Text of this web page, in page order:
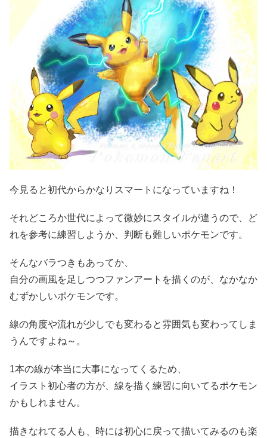
今見ると初代からかなりスマートになっていますね！
それどころか世代によって微妙にスタイルが違うので、ど
れを参考に練習しようか、判断も難しいポケモンです。
そんなバラつきもあってか、
自分の画風を足しつつファンアートを描くのが、なかなか
むずかしいポケモンです。
線の角度や流れが少しでも変わると雰囲気も変わってしま
うんですよね～。
1本の線が本当に大事になってくるため、
イラスト初心者の方が、線を描く練習に向いてるポケモン
かもしれません。
描きなれてる人も、時には初心に戻って描いてみるのも楽